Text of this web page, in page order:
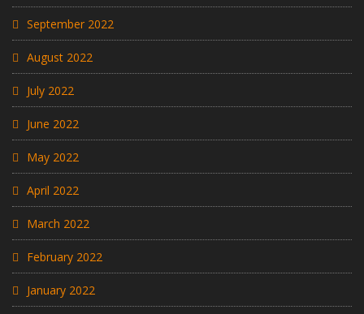
September 2022
August 2022
July 2022
June 2022
May 2022
April 2022
March 2022
February 2022
January 2022